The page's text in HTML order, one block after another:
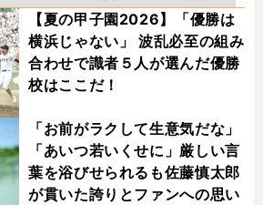
【夏の甲子園2026】「優勝は
横浜じゃない」 波乱必至の組み
合わせで識者５人が選んだ優勝
校はここだ！
「お前がラクして生意気だな」
「あいつ若いくせに」厳しい言
葉を浴びせられるも佐藤慎太郎
が貫いた誇りとファンへの思い